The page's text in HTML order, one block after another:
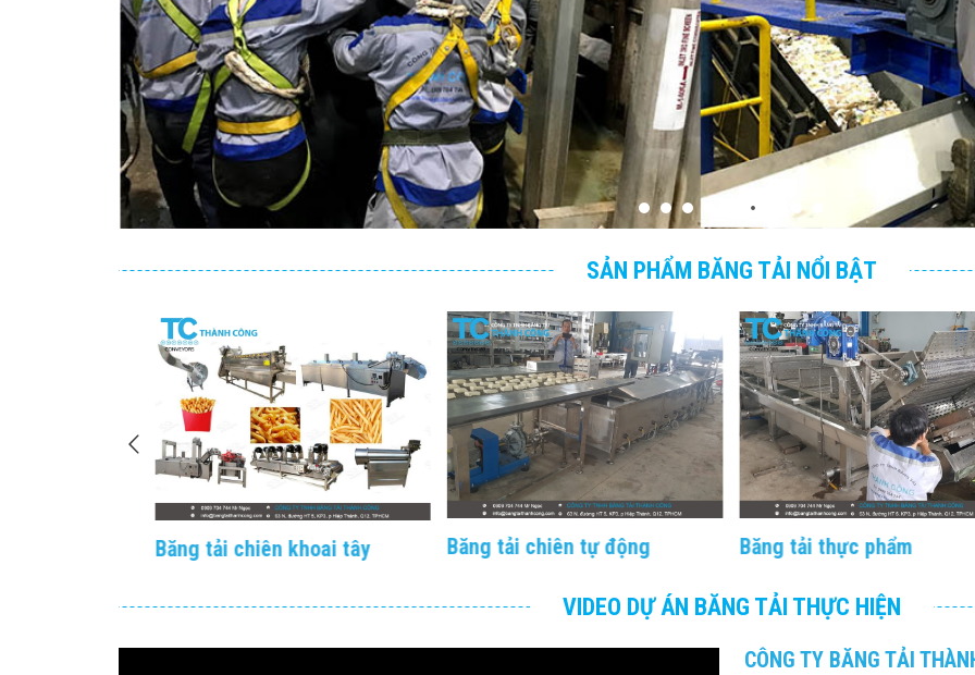
SẢN PHẨM BĂNG TẢI NỔI BẬT
Băng tải chiên khoai tây Băng tải chiên tự động Băng tải thực phẩm
VIDEO DỰ ÁN BĂNG TẢI THỰC HIỆN
CÔNG TY BĂNG TẢI